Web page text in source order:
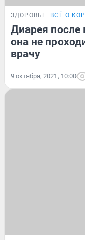
ЗДОРОВЬЕ ВСЁ О
Диарея после
она не
врачу
9 октября, 2021, 10:00